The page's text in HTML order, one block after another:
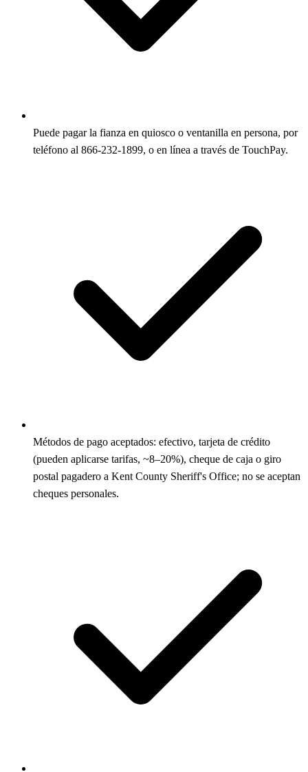
Puede pagar la fianza en quiosco o ventanilla en persona, por
teléfono al 866-232-1899, o en línea a través de TouchPay.
Métodos de pago aceptados: efectivo, tarjeta de crédito
(pueden aplicarse tarifas, ~8–20%), cheque de caja o giro
postal pagadero a Kent County Sheriff's Office; no se aceptan
cheques personales.